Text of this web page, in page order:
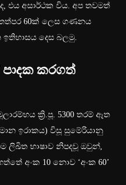
එය අසාර්ථක විය. අප තවමත්
60ක් ලෙස ගණනය
දෙස බලමු.
පාදක කරගත්
ක්‍රි.පූ. 5300 තරම් ඈත
ඉරාකය) විසූ සුමේරියානු
ලිඛිත භාෂාව නිපදවූ ඔවුන්,
අංක 10 නොව ‘අංක 60’